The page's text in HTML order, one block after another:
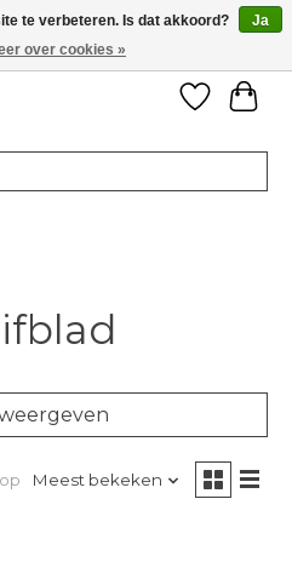
Meest bekeken
te verbeteren. Is dat akkoord?
Ja
over cookies »